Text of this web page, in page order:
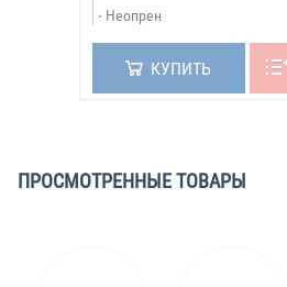
Неопрен
КУПИТЬ
ПРОСМОТРЕННЫЕ ТОВАРЫ